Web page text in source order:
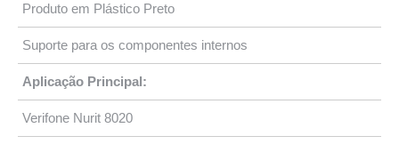
Produto em Plástico Preto
Suporte para os componentes internos
Aplicação Principal:
Verifone Nurit 8020